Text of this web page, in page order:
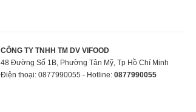
CÔNG TY TNHH TM DV VIFOOD
48 Đường Số 1B, Phường Tân Mỹ, Tp Hồ Chí Minh
Điện thoại: 0877990055 - Hotline: 0877990055